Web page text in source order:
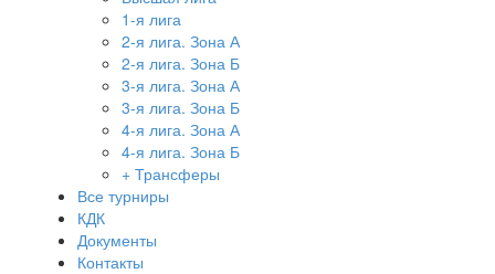
1-я лига
2-я лига. Зона А
2-я лига. Зона Б
3-я лига. Зона А
3-я лига. Зона Б
4-я лига. Зона А
4-я лига. Зона Б
+ Трансферы
Все турниры
КДК
Документы
Контакты